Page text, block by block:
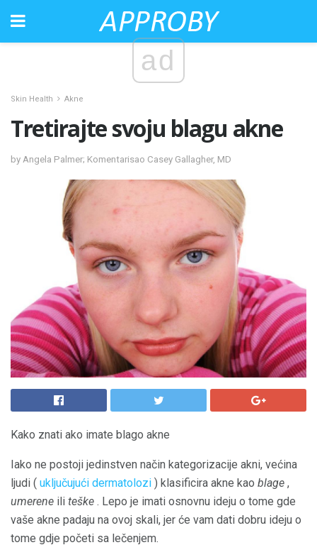
ad
Skin Health Akne
Tretirajte svoju blagu akne
by Angela Palmer; Komentarisao Casey Gallagher, MD
Kako znati ako imate blago akne
Iako ne postoji jedinstven način kategorizacije akni, većina
ljudi ( uključujući dermatolozi ) klasificira akne kao blage ,
umerene ili teške . Lepo je imati osnovnu ideju o tome gde
vaše akne padaju na ovoj skali, jer će vam dati dobru ideju o
tome gdje početi sa lečenjem.